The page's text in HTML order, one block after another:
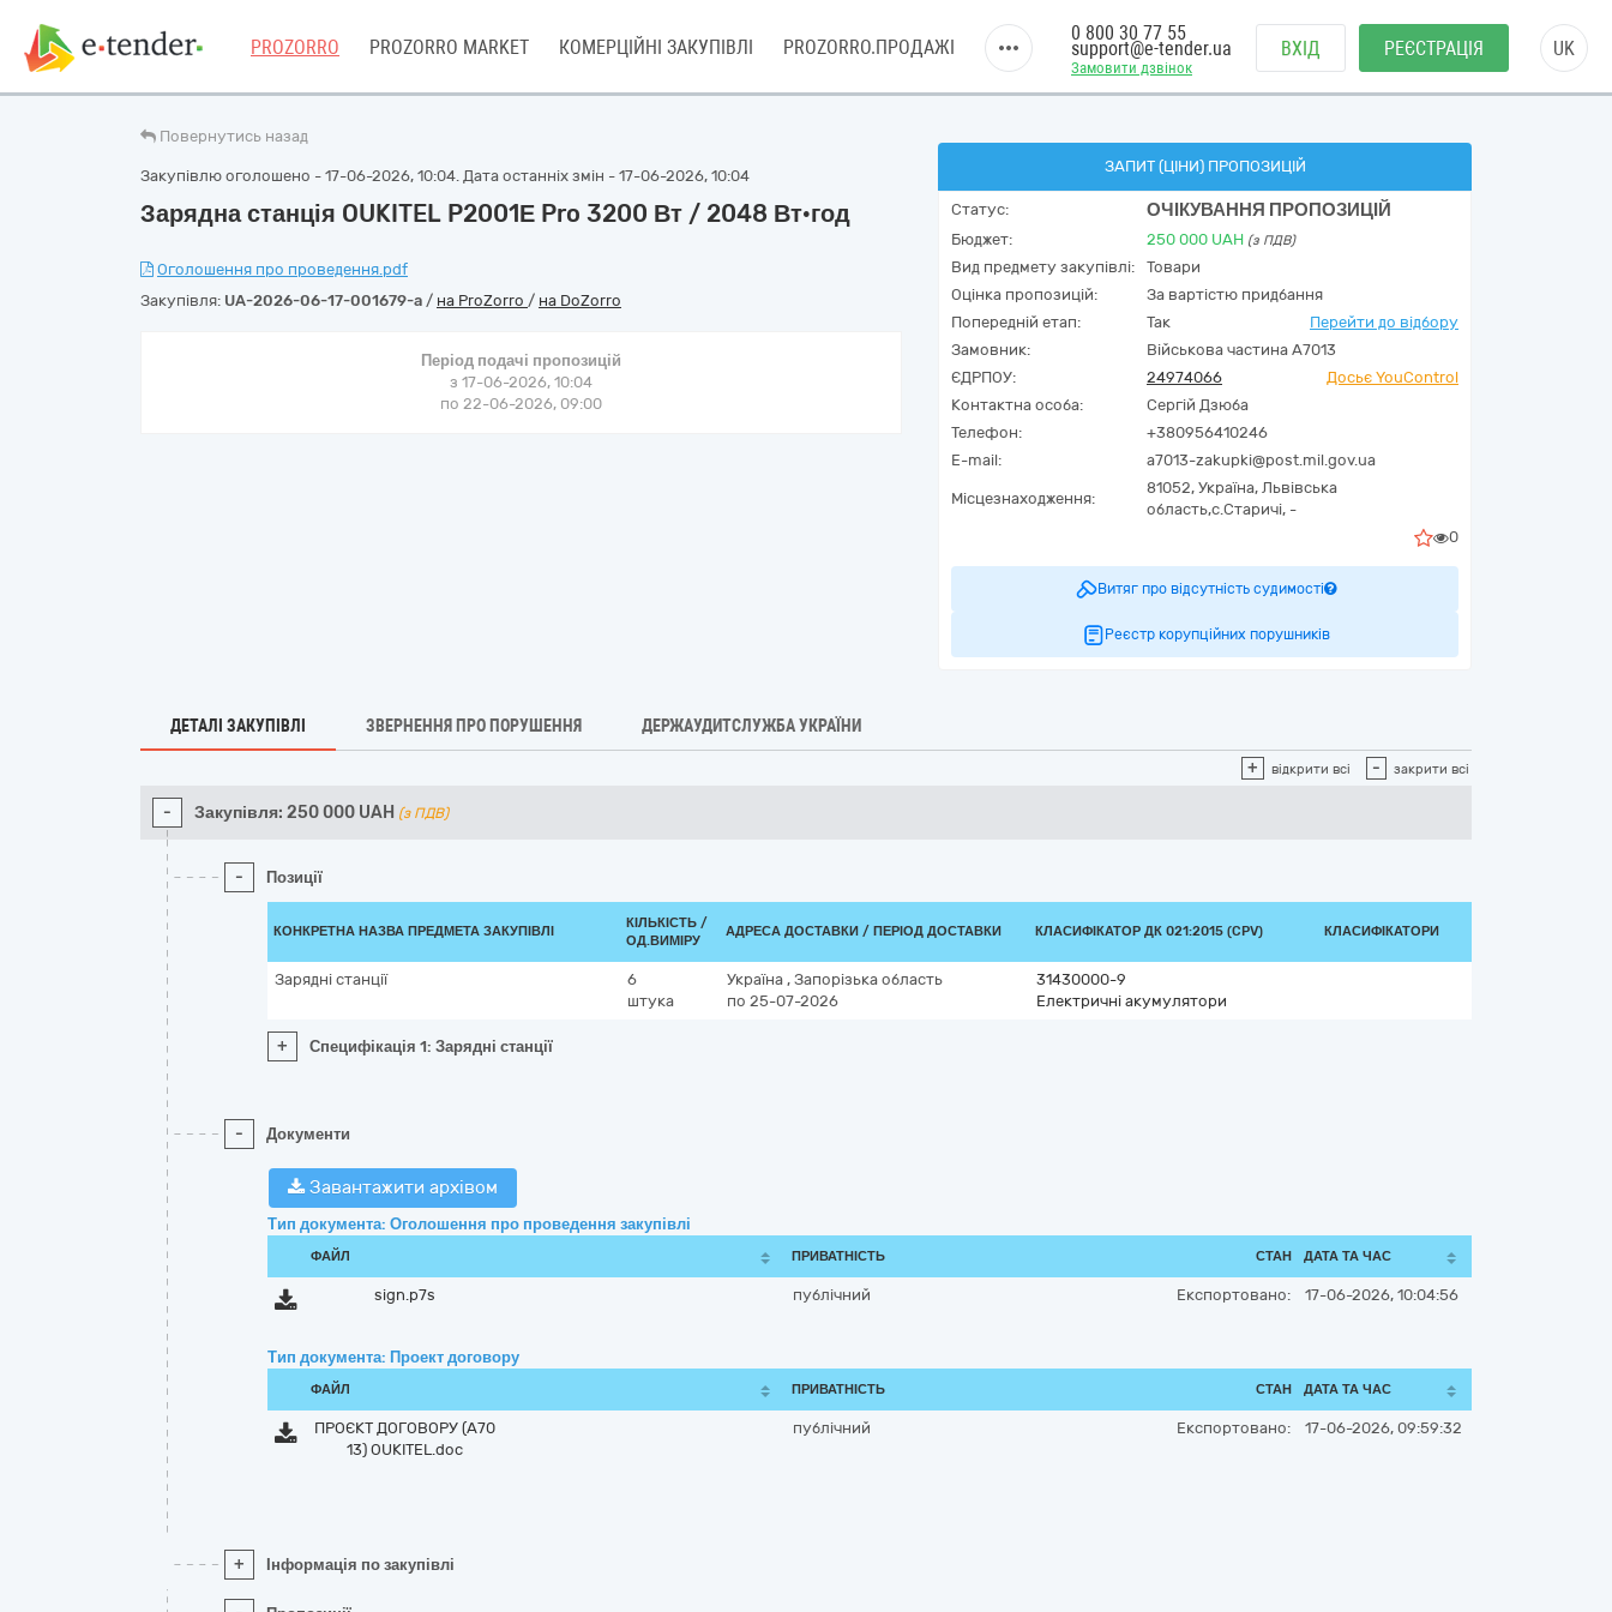
PROZORRO PROZORRO MARKET КОМЕРЦІЙНІ ЗАКУПІВЛІ PROZORRO.ПРОДАЖІ
Замовити дзвінок
0 800 30 77 55
support@e-tender.ua ВХІД РЕЄСТРАЦІЯ UK
Повернутись назад
Закупівлю оголошено - 17-06-2026, 10:04. Дата останніх змін - 17-06-2026, 10:04
Зарядна станція OUKITEL P2001Е Pro 3200 Вт / 2048 Вт·год
Оголошення про проведення.pdf
Закупівля: UA-2026-06-17-001679-a / на ProZorro / на DoZorro
Період подачі пропозицій
з 17-06-2026, 10:04
по 22-06-2026, 09:00
ЗАПИТ (ЦІНИ) ПРОПОЗИЦІЙ
Статус: ОЧІКУВАННЯ ПРОПОЗИЦІЙ
Бюджет: 250 000 UAH (з ПДВ)
Вид предмету закупівлі:
Товари
Оцінка пропозицій:
За вартістю придбання
Попередній етап:
Так
Перейти до відбору
Замовник:
Військова частина А7013
ЄДРПОУ:
24974066
Досьє YouControl
Контактна особа:
Сергій Дзюба
Телефон:
+380956410246
E-mail:
a7013-zakupki@post.mil.gov.ua
Місцезнаходження:
81052, Україна, Львівська
область,с.Старичі, -
0
Витяг про відсутність судимості
Реєстр корупційних порушників
ДЕТАЛІ ЗАКУПІВЛІ ЗВЕРНЕННЯ ПРО ПОРУШЕННЯ ДЕРЖАУДИТСЛУЖБА УКРАЇНИ
+ відкрити всі - закрити всі
- Закупівля: 250 000 UAH (з ПДВ)
- Позиції
КОНКРЕТНА НАЗВА ПРЕДМЕТА ЗАКУПІВЛІ
КІЛЬКІСТЬ /
ОД.ВИМІРУ
АДРЕСА ДОСТАВКИ / ПЕРІОД ДОСТАВКИ КЛАСИФІКАТОР ДК 021:2015 (CPV) КЛАСИФІКАТОРИ
Зарядні станції
6
штука
Україна , Запорізька область
по 25-07-2026
31430000-9
Електричні акумулятори
+ Специфікація 1: Зарядні станції
- Документи
Завантажити архівом
Тип документа: Оголошення про проведення закупівлі
ФАЙЛ ПРИВАТНІСТЬ СТАН ДАТА ТА ЧАС
sign.p7s публічний Експортовано: 17-06-2026, 10:04:56
Тип документа: Проект договору
ФАЙЛ ПРИВАТНІСТЬ СТАН ДАТА ТА ЧАС
ПРОЄКТ ДОГОВОРУ (А70
13) OUKITEL.doc
публічний Експортовано: 17-06-2026, 09:59:32
+ Інформація по закупівлі